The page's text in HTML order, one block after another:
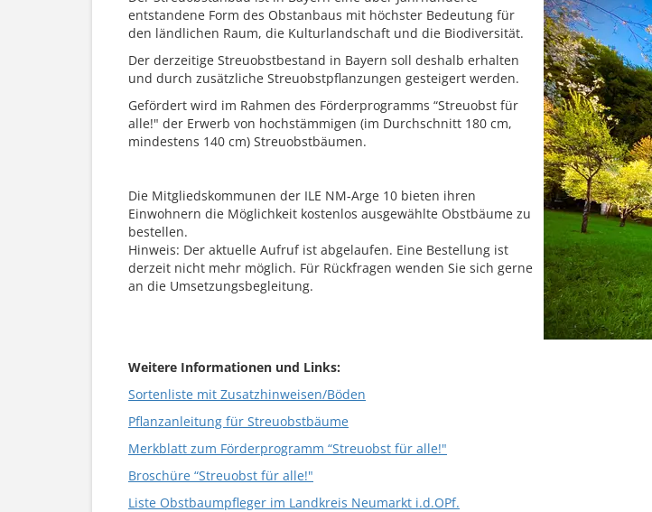
entstandene Form des Obstanbaus mit höchster Bedeutung für
den ländlichen Raum, die Kulturlandschaft und die Biodiversität.
Der derzeitige Streuobstbestand in Bayern soll deshalb erhalten
und durch zusätzliche Streuobstpflanzungen gesteigert werden.
Gefördert wird im Rahmen des Förderprogramms “Streuobst für
alle!" der Erwerb von hochstämmigen (im Durchschnitt 180 cm,
mindestens 140 cm) Streuobstbäumen.
Die Mitgliedskommunen der ILE NM-Arge 10 bieten ihren
Einwohnern die Möglichkeit kostenlos ausgewählte Obstbäume zu
bestellen.
Hinweis: Der aktuelle Aufruf ist abgelaufen. Eine Bestellung ist
derzeit nicht mehr möglich. Für Rückfragen wenden Sie sich gerne
an die Umsetzungsbegleitung.
Weitere Informationen und Links:
Sortenliste mit Zusatzhinweisen/Böden
Pflanzanleitung für Streuobstbäume
Merkblatt zum Förderprogramm “Streuobst für alle!"
Broschüre “Streuobst für alle!"
Liste Obstbaumpfleger im Landkreis Neumarkt i.d.OPf.